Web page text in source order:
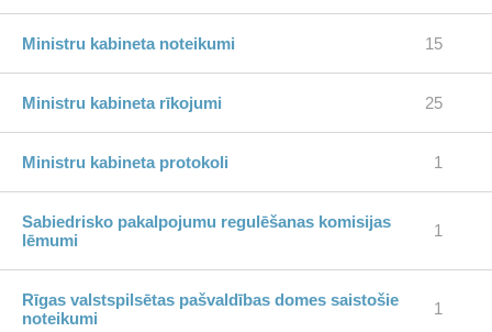
Ministru kabineta noteikumi 15
Ministru kabineta rīkojumi 25
Ministru kabineta protokoli 1
Sabiedrisko pakalpojumu regulēšanas komisijas
lēmumi
1
Rīgas valstspilsētas pašvaldības domes saistošie
noteikumi
1